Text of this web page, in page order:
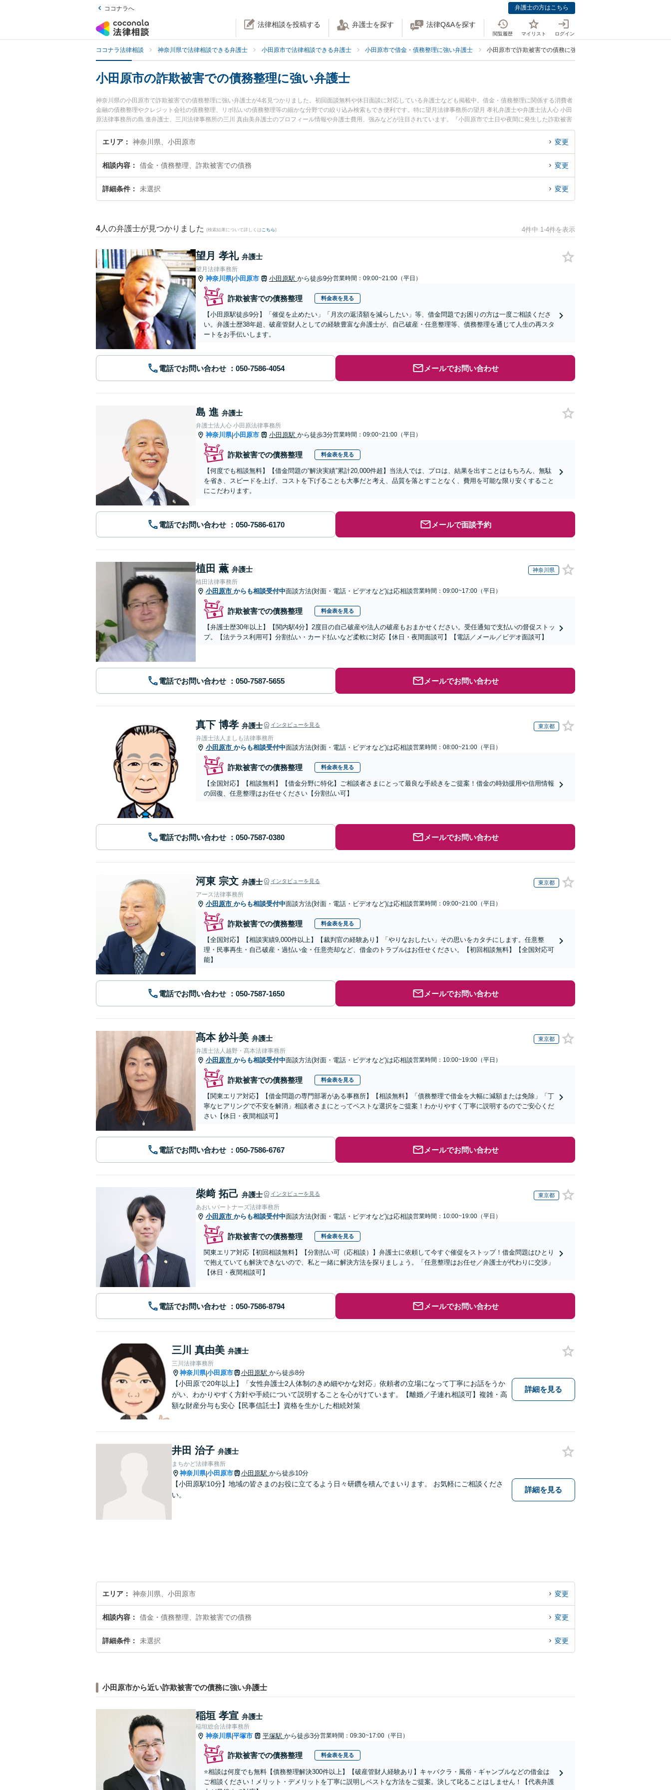
ココナラへ 弁護士の方はこちら
法律相談を投稿する 弁護士を探す 法律Q&Aを探す
閲覧履歴 マイリスト ログイン
ココナラ法律相談 神奈川県で法律相談できる弁護士 小田原市で法律相談できる弁護士 小田原市で借金・債務整理に強い弁護士 小田原市で詐欺被害での債務に強い弁護士
小田原市の詐欺被害での債務整理に強い弁護士
神奈川県の小田原市で詐欺被害での債務整理に強い弁護士が4名見つかりました。初回面談無料や休日面談に対応している弁護士なども掲載中。借金・債務整理に関係する消費者
金融の債務整理やクレジット会社の債務整理、リボ払いの債務整理等の細かな分野での絞り込み検索もでき便利です。特に望月法律事務所の望月 孝礼弁護士や弁護士法人心 小田
原法律事務所の島 進弁護士、三川法律事務所の三川 真由美弁護士のプロフィール情報や弁護士費用、強みなどが注目されています。『小田原市で土日や夜間に発生した詐欺被害
での債務整理のトラブルを今すぐに弁護士に相談したい』『詐欺被害での債務整理のトラブル解決の実績豊富な近くの弁護士を検索したい』『初回相談無料で詐欺被害での債務整
理を法律相談できる小田原市内の弁護士に相談予約したい』などでお困りの相談者さんにおすすめです。
エリア 神奈川県、小田原市 変更
相談内容 借金・債務整理、詐欺被害での債務 変更
詳細条件 未選択 変更
4 人の弁護士が見つかりました (検索結果について詳しくは こちら) 4件中 1-4件を表示
望月 孝礼 弁護士
望月法律事務所
神奈川県|小田原市 小田原駅 から徒歩9分営業時間：09:00~21:00（平日）
詐欺被害での債務整理 料金表を見る
【小田原駅徒歩9分】「催促を止めたい」「月次の返済額を減らしたい」等、借金問題でお困りの方は一度ご相談くださ
い。弁護士歴38年超、破産管財人としての経験豊富な弁護士が、自己破産・任意整理等、債務整理を通じて人生の再スタ
ートをお手伝いします。
電話でお問い合わせ メールでお問い合わせ
島 進 弁護士
弁護士法人心 小田原法律事務所
神奈川県|小田原市 小田原駅 から徒歩3分営業時間：09:00~21:00（平日）
詐欺被害での債務整理 料金表を見る
【何度でも相談無料】【借金問題の“解決実績”累計20,000件超】当法人では、プロは、結果を出すことはもちろん、無駄
を省き、スピードを上げ、コストを下げることも大事だと考え、品質を落とすことなく、費用を可能な限り安くすること
にこだわります。
電話でお問い合わせ メールで面談予約
植田 薫 弁護士 神奈川県
植田法律事務所
小田原市 からも相談受付中面談方法(対面・電話・ビデオなど)は応相談営業時間：09:00~17:00（平日）
詐欺被害での債務整理 料金表を見る
【弁護士歴30年以上】【関内駅4分】2度目の自己破産や法人の破産もおまかせください。受任通知で支払いの督促ストッ
プ。【法テラス利用可】分割払い・カード払いなど柔軟に対応【休日・夜間面談可】【電話／メール／ビデオ面談可】
電話でお問い合わせ メールでお問い合わせ
真下 博孝 弁護士 インタビューを見る 東京都
弁護士法人ましも法律事務所
小田原市 からも相談受付中面談方法(対面・電話・ビデオなど)は応相談営業時間：08:00~21:00（平日）
詐欺被害での債務整理 料金表を見る
【全国対応】【相談無料】【借金分野に特化】ご相談者さまにとって最良な手続きをご提案！借金の時効援用や信用情報
の回復、任意整理はお任せください【分割払い可】
電話でお問い合わせ メールでお問い合わせ
河東 宗文 弁護士 インタビューを見る 東京都
アース法律事務所
小田原市 からも相談受付中面談方法(対面・電話・ビデオなど)は応相談営業時間：09:00~21:00（平日）
詐欺被害での債務整理 料金表を見る
【全国対応】【相談実績9,000件以上】【裁判官の経験あり】「やりなおしたい」その思いをカタチにします。任意整
理・民事再生・自己破産・過払い金・任意売却など、借金のトラブルはお任せください。【初回相談無料】【全国対応可
能】
電話でお問い合わせ メールでお問い合わせ
髙本 紗斗美 弁護士 東京都
弁護士法人越野・髙本法律事務所
小田原市 からも相談受付中面談方法(対面・電話・ビデオなど)は応相談営業時間：10:00~19:00（平日）
詐欺被害での債務整理 料金表を見る
【関東エリア対応】【借金問題の専門部署がある事務所】【相談無料】「債務整理で借金を大幅に減額または免除」「丁
寧なヒアリングで不安を解消」相談者さまにとってベストな選択をご提案！わかりやすく丁寧に説明するのでご安心くだ
さい【休日・夜間相談可】
電話でお問い合わせ メールでお問い合わせ
柴﨑 拓己 弁護士 インタビューを見る 東京都
あおいパートナーズ法律事務所
小田原市 からも相談受付中面談方法(対面・電話・ビデオなど)は応相談営業時間：10:00~19:00（平日）
詐欺被害での債務整理 料金表を見る
関東エリア対応【初回相談無料】【分割払い可（応相談）】弁護士に依頼して今すぐ催促をストップ！借金問題はひとり
で抱えていても解決できないので、私と一緒に解決方法を探りましょう。「任意整理はお任せ／弁護士が代わりに交渉」
【休日・夜間相談可】
電話でお問い合わせ メールでお問い合わせ
三川 真由美 弁護士
三川法律事務所
神奈川県|小田原市 小田原駅 から徒歩8分
【小田原で20年以上】「女性弁護士2人体制のきめ細やかな対応」依頼者の立場になって丁寧にお話をうか
がい、わかりやすく方針や手続について説明することを心がけています。【離婚／子連れ相談可】複雑・高
額な財産分与も安心【民事信託士】資格を生かした相続対策
詳細を見る
井田 治子 弁護士
まちかど法律事務所
神奈川県|小田原市 小田原駅 から徒歩10分
【小田原駅10分】地域の皆さまのお役に立てるよう日々研鑽を積んでまいります。 お気軽にご相談くださ
い。
詳細を見る
エリア 神奈川県、小田原市 変更
相談内容 借金・債務整理、詐欺被害での債務 変更
詳細条件 未選択 変更
小田原市から近い詐欺被害での債務に強い弁護士
稲垣 孝宣 弁護士
稲垣総合法律事務所
神奈川県|平塚市 平塚駅 から徒歩3分営業時間：09:30~17:00（平日）
詐欺被害での債務整理 料金表を見る
⭐️相談は何度でも無料【債務整理解決300件以上】【破産管財人経験あり】キャバクラ・風俗・ギャンブルなどの借金は
ご相談ください！メリット・デメリットを丁寧に説明しベストな方法をご提案。決して叱ることはしません！【代表弁護